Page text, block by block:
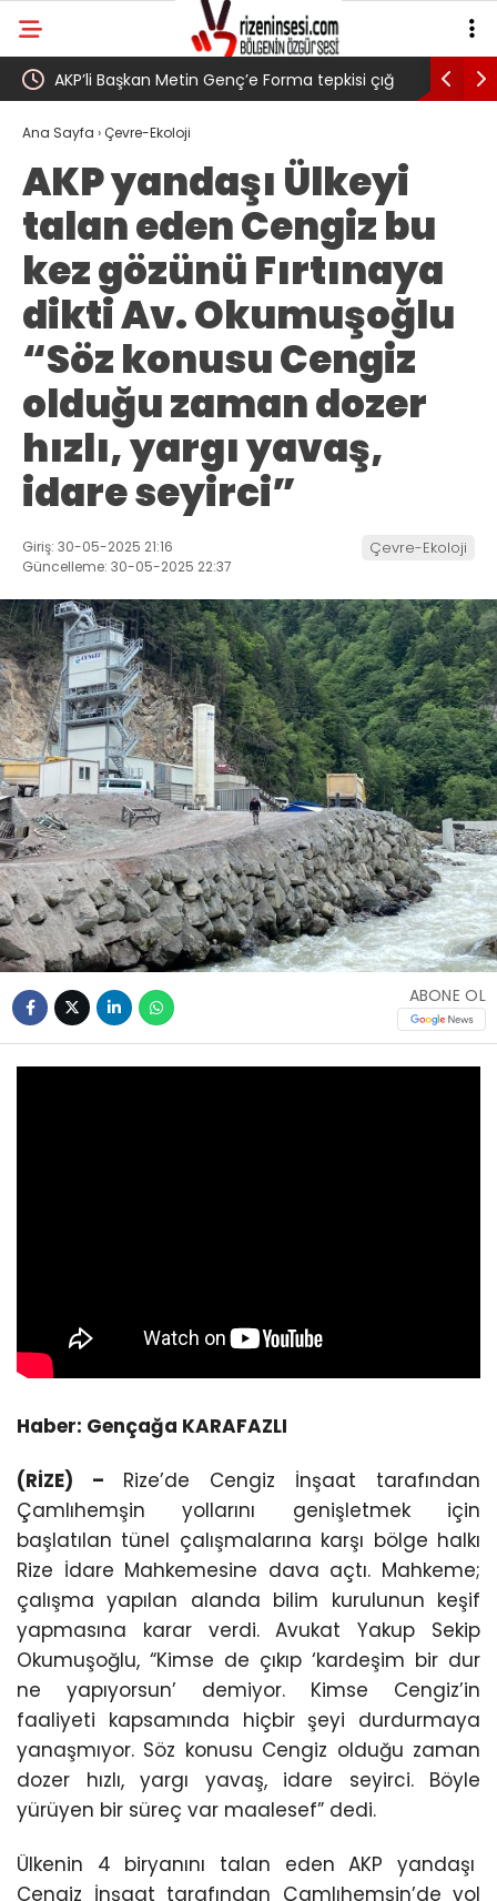
Başkan Metin Genç’e Forma tepkisi çığ
Ilgın Ela adlı yurttaş ise ” Genç,
babasının toprağını satarak
6.661 forma almış” dedi
Salah transferi
Ana Sayfa ›Çevre-Ekoloji
AKP yandaşı Ülkeyi
talan eden Cengiz bu
kez gözünü Fırtınaya
dikti Av. Okumuşoğlu
“Söz konusu Cengiz
olduğu zaman dozer
hızlı, yargı yavaş,
idare seyirci”
Giriş: 30-05-2025 21:16
Güncelleme: 30-05-2025 22:37
Çevre-Ekoloji
ABONE OL
Haber: Gençağa KARAFAZLI
(RİZE) – Rize’de Cengiz İnşaat tarafından
Çamlıhemşin yollarını genişletmek için
başlatılan tünel çalışmalarına karşı bölge halkı
Rize İdare Mahkemesine dava açtı. Mahkeme;
çalışma yapılan alanda bilim kurulunun keşif
yapmasına karar verdi. Avukat Yakup Sekip
Okumuşoğlu, “Kimse de çıkıp ‘kardeşim bir dur
ne yapıyorsun’ demiyor. Kimse Cengiz’in
faaliyeti kapsamında hiçbir şeyi durdurmaya
yanaşmıyor. Söz konusu Cengiz olduğu zaman
dozer hızlı, yargı yavaş, idare seyirci. Böyle
yürüyen bir süreç var maalesef” dedi.
Ülkenin 4 biryanını talan eden AKP yandaşı
Cengiz İnşaat tarafından Çamlıhemşin’de yol